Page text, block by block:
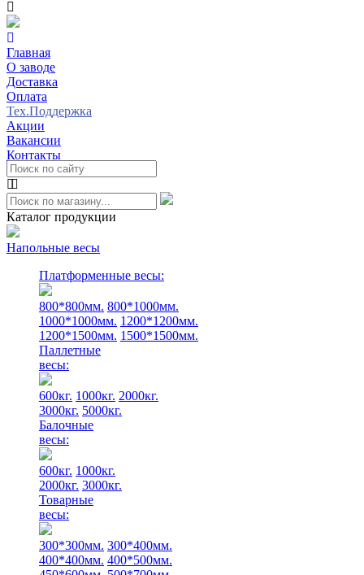
Главная
О заводе
Доставка
Оплата
Тех.Поддержка
Акции
Вакансии
Контакты
Каталог продукции
Напольные весы
Платформенные весы:
800*800мм. 800*1000мм.
1000*1000мм. 1200*1200мм.
1200*1500мм. 1500*1500мм.
Паллетные
весы:
600кг. 1000кг. 2000кг.
3000кг. 5000кг.
Балочные
весы:
600кг. 1000кг.
2000кг. 3000кг.
Товарные
весы:
300*300мм. 300*400мм.
400*400мм. 400*500мм.